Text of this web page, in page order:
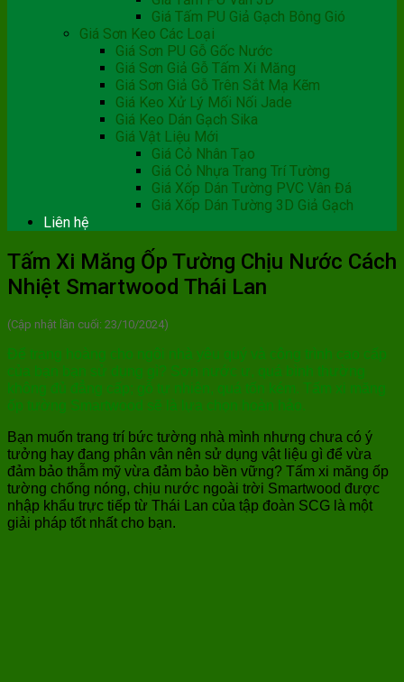
Giá Tấm PU Giả Gạch Bông Gió
Giá Sơn Keo Các Loại
Giá Sơn PU Gỗ Gốc Nước
Giá Sơn Giả Gỗ Tấm Xi Măng
Giá Sơn Giả Gỗ Trên Sắt Mạ Kẽm
Giá Keo Xử Lý Mối Nối Jade
Giá Keo Dán Gạch Sika
Giá Vật Liệu Mới
Giá Cỏ Nhân Tạo
Giá Cỏ Nhựa Trang Trí Tường
Giá Xốp Dán Tường PVC Vân Đá
Giá Xốp Dán Tường 3D Giả Gạch
Liên hệ
Tấm Xi Măng Ốp Tường Chịu Nước Cách
Nhiệt Smartwood Thái Lan
(Cập nhật lần cuối: 23/10/2024)
Để trang hoàng cho ngôi nhà yêu quý và công trình cao cấp
của bạn bạn sử dụng gì? Sơn nước ư, quá bình thường
không đủ đẳng cấp; gỗ tự nhiên, quá tốn kém. Tấm xi măng
ốp tường Smartwood sẽ là lựa chọn hoàn hảo.
Bạn muốn trang trí bức tường nhà mình nhưng chưa có ý
tưởng hay đang phân vân nên sử dụng vật liệu gì để vừa
đảm bảo thẫm mỹ vừa đảm bảo bền vững? Tấm xi măng ốp
tường chống nóng, chịu nước ngoài trời Smartwood được
nhập khẩu trực tiếp từ Thái Lan của tập đoàn SCG là một
giải pháp tốt nhất cho bạn.